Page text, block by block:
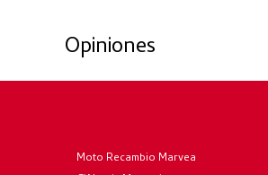
Opiniones
Moto Recambio Marvea